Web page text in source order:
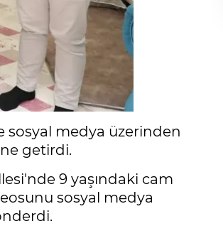
sosyal medya üzerinden
getirdi.
9 yaşındaki cam
sosyal medya